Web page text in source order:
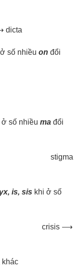
dicta
số nhiều on đổi
ở số nhiều ma đổi
stigma
yx, is, sis khi ở số
crisis ⟶
khác